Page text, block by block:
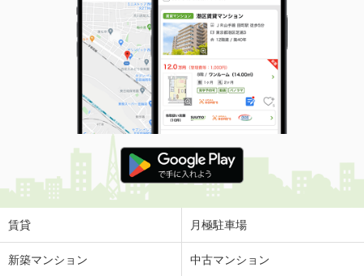
賃貸 月極駐車場
新築マンション 中古マンション